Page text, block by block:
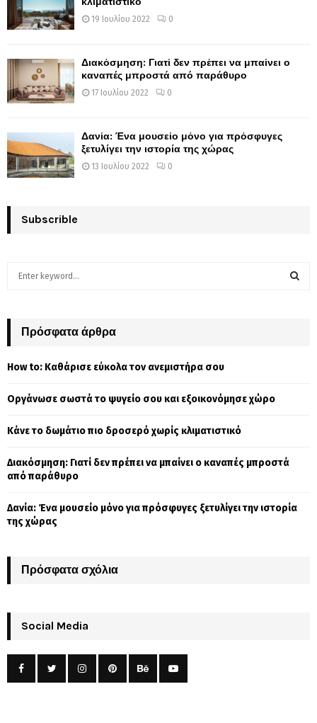
19 Ιουλίου 2022 0
Διακόσμηση: Γιατί δεν πρέπει να μπαίνει ο
καναπές μπροστά από παράθυρο
17 Ιουλίου 2022 0
Δανία: Ένα μουσείο μόνο για πρόσφυγες
ξετυλίγει την ιστορία της χώρας
13 Ιουλίου 2022 0
Subscrible
h
o
:
Πρόσφατα άρθρα
How to: Καθάρισε εύκολα τον ανεμιστήρα σου
Οργάνωσε σωστά το ψυγείο σου και εξοικονόμησε χώρο
Κάνε το δωμάτιο πιο δροσερό χωρίς κλιματιστικό
Διακόσμηση: Γιατί δεν πρέπει να μπαίνει ο καναπές μπροστά
από παράθυρο
Δανία: Ένα μουσείο μόνο για πρόσφυγες ξετυλίγει την ιστορία
της χώρας
Πρόσφατα σχόλια
Social Media